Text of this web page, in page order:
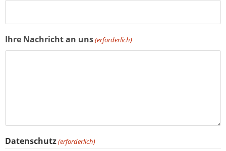
Ihre Nachricht an uns(erforderlich)
Datenschutz(erforderlich)